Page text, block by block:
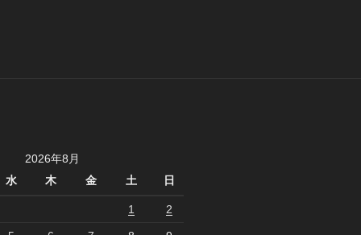
2026年8月
水
木 金 土 日
1 2